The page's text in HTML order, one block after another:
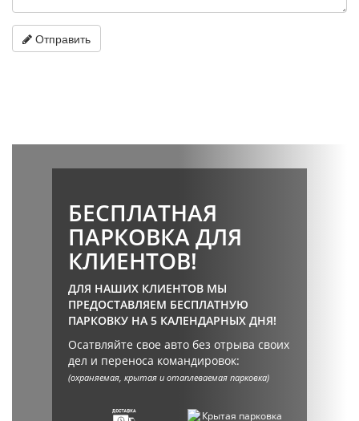
Отправить
БЕСПЛАТНАЯ
ПАРКОВКА ДЛЯ
КЛИЕНТОВ!
ДЛЯ НАШИХ КЛИЕНТОВ МЫ
ПРЕДОСТАВЛЯЕМ БЕСПЛАТНУЮ
ПАРКОВКУ НА 5 КАЛЕНДАРНЫХ ДНЯ!
Осатвляйте свое авто без отрыва своих
дел и переноса командировок:
(охраняемая, крытая и отаплеваемая парковка)